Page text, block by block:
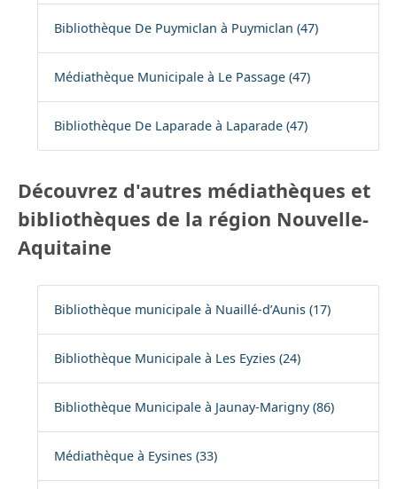
Bibliothèque De Puymiclan à Puymiclan (47)
Médiathèque Municipale à Le Passage (47)
Bibliothèque De Laparade à Laparade (47)
Découvrez d'autres médiathèques et
bibliothèques de la région Nouvelle-
Aquitaine
Bibliothèque municipale à Nuaillé-d’Aunis (17)
Bibliothèque Municipale à Les Eyzies (24)
Bibliothèque Municipale à Jaunay-Marigny (86)
Médiathèque à Eysines (33)